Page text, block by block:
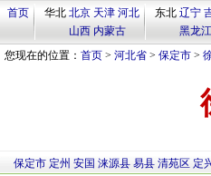
首页 华北 北京 天津 河北
山西 内蒙古
东北 辽宁
黑龙江
您现在的位置： 首页 > 河北省 > 保定市 >
保定市 定州 安国 涞源县 易县 清苑区 定